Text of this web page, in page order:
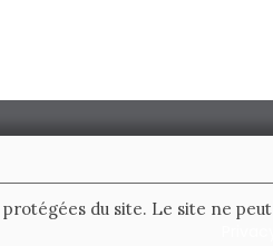
du site. Le site ne peut